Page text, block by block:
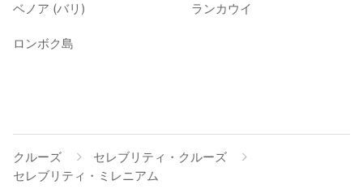
ベノア (バリ) ランカウイ
ロンボク島
クルーズ
セレブリティ・クルーズ
セレブリティ・ミレニアム